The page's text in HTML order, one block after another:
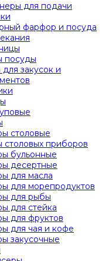
для подачи
фарфор и посуда
посуды
закусок и
столовые
столовых приборов
бульонные
десертные
для масла
для морепродуктов
для рыбы
для стейка
для фруктов
для чая и кофе
закусочные